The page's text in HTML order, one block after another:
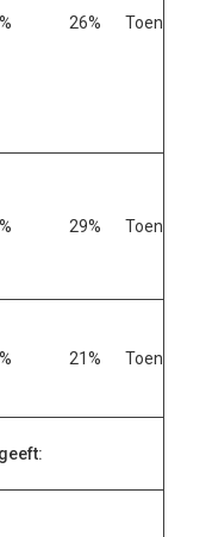
26% Toename
29% Toename
21% Toename